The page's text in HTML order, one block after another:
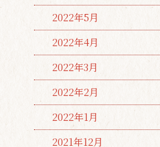
2022年5月
2022年4月
2022年3月
2022年2月
2022年1月
2021年12月